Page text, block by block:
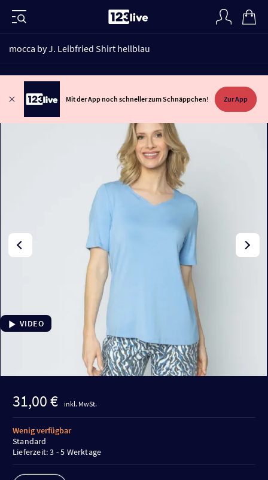
mocca by J. Leibfried Shirt hellblau
Mit der App noch schneller zum Schnäppchen! Zur App
VIDEO
31,00 € inkl. MwSt.
Wenig verfügbar
Standard
Lieferzeit: 3 - 5 Werktage